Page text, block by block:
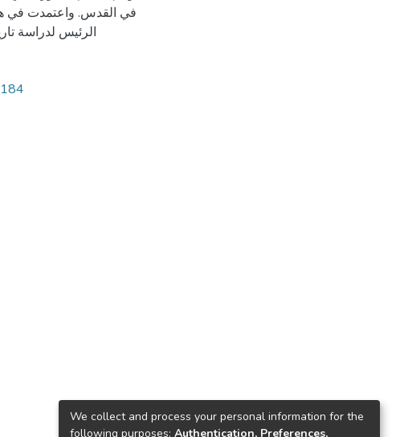
في القدس. واعتمدت في
الرئيس لدراسة
We collect and process your personal information for the
following purposes: Authentication, Preferences,